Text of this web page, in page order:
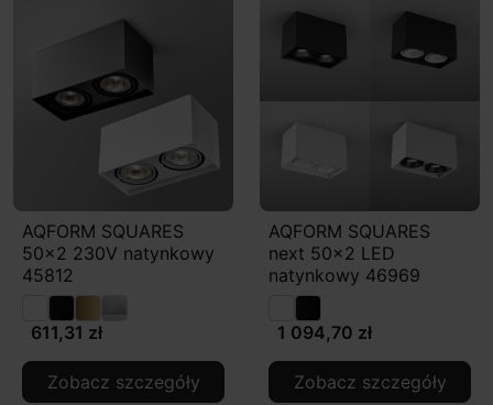
AQFORM SQUARES
50x2 230V natynkowy
45812
611,31 zł
Zobacz szczegóły
AQFORM SQUARES
next 50x2 LED
natynkowy 46969
1 094,70 zł
Zobacz szczegóły